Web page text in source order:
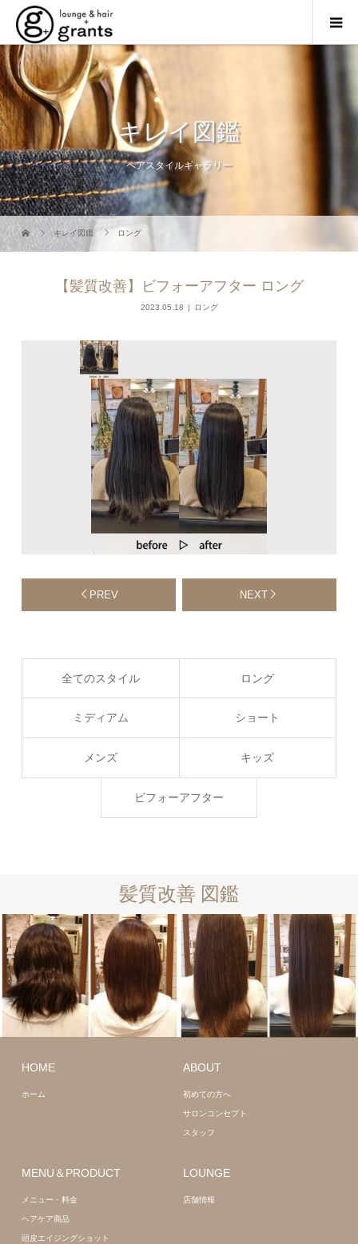
キレイ図鑑
ヘアスタイルギャラリー
キレイ図鑑 ロング
【髪質改善】ビフォーアフター ロング
2023.05.18 ロング
PREV NEXT
全てのスタイル ロング
ミディアム ショート
メンズ キッズ
ビフォーアフター
髪質改善 図鑑
ロング 髪質
HOME
ホーム
ABOUT
初めての方へ
サロンコンセプト
スタッフ
MENU＆PRODUCT
メニュー・料金
ヘアケア商品
頭皮エイジングショット
LOUNGE
店舗情報